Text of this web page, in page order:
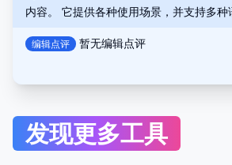
内容。 它提供各种使用场景，并支持多
编辑点评 暂无编辑点评
发现更多工具